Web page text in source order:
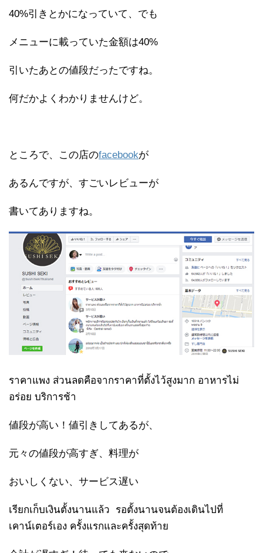
40%引きとかになっていて、でも
メニューに載っていた金額は40%
引いたあとの値段だったですね。
何だかよくわかりませんけど。
ところで、この店のfacebookが
あるんですが、すごいレビューが
書いてありますね。
ราคาแพง ส่วนลดคือจากราคาที่ตั้งไว้สูงมาก อาหารไม่
อร่อย บริการช้า
値段が高い！値引きしてあるが、
元々の値段が高すぎ、料理が
おいしくない、サービス遅い
เรียกเก็บเงินตั้งนานแล้ว รอตั้งนานจนต้องเดินไปที่
เคาน์เตอร์เอง ครั้งแรกและครั้งสุดท้าย